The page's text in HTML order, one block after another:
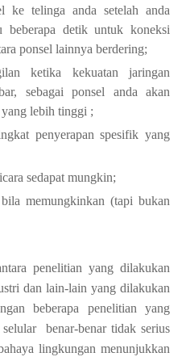
ke telinga anda setelah anda
beberapa detik untuk koneksi
ponsel lainnya berdering;
ketika kekuatan jaringan
sebagai ponsel anda akan
lebih tinggi ;
penyerapan spesifik yang
sedapat mungkin;
memungkinkan (tapi bukan
penelitian yang dilakukan
dan lain-lain yang dilakukan
beberapa penelitian yang
benar-benar tidak serius
lingkungan menunjukkan